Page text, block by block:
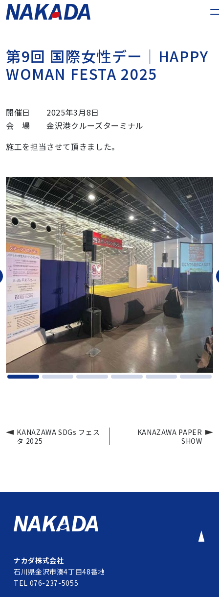
第9回 国際女性デー ｜ HAPPY
WOMAN FESTA 2025
開催日 2025年3月8日
会 場 金沢港クルーズターミナル
施工を担当させて頂きました。
KANAZAWA SDGs フェス
タ 2025
KANAZAWA PAPER
SHOW
ナカダ株式会社
石川県金沢市湊4丁目48番地
TEL 076-237-5055